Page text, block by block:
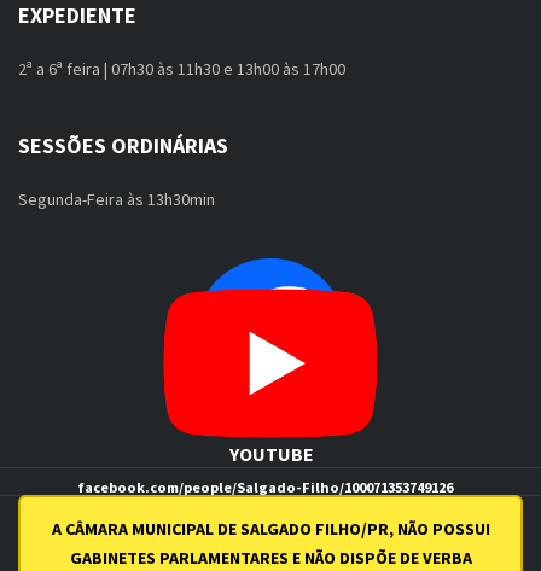
EXPEDIENTE
2ª a 6ª feira | 07h30 às 11h30 e 13h00 às 17h00
SESSÕES ORDINÁRIAS
Segunda-Feira às 13h30min
facebook.com/people/Salgado-Filho/100071353749126
YOUTUBE
A CÂMARA MUNICIPAL DE SALGADO FILHO/PR, NÃO POSSUI
GABINETES PARLAMENTARES E NÃO DISPÕE DE VERBA